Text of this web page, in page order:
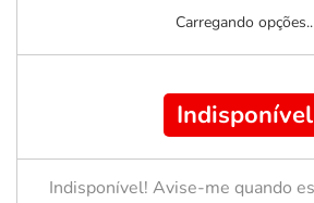
Carregando opções..
Indisponível
Indisponível! Avise-me quando